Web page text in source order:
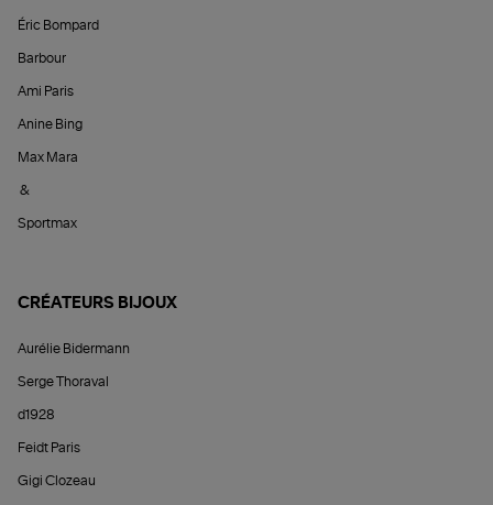
Éric Bompard
Barbour
Ami Paris
Anine Bing
Max Mara
&
Sportmax
CRÉATEURS BIJOUX
Aurélie Bidermann
Serge Thoraval
d1928
Feidt Paris
Gigi Clozeau